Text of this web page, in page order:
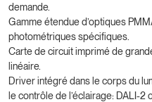
demande.
Gamme étendue d’optiques
photométriques spécifiques.
Carte de circuit imprimé de
linéaire.
Driver intégré dans le corps du
le contrôle de l’éclairage: DALI-2